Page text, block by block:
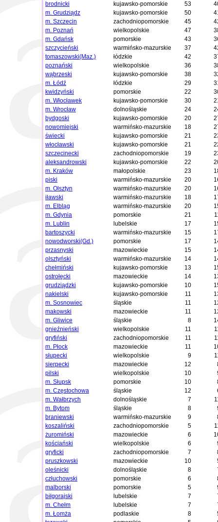
brodnicki
kujawsko-pomorskie 53
m. Grudziądz
kujawsko-pomorskie 50
m. Szczecin
zachodniopomorskie 45
m. Poznań
wielkopolskie 47
m. Gdańsk
pomorskie 43
szczycieński
warmińsko-mazurskie 37
tomaszowski(Maz.)
łódzkie 42
poznański
wielkopolskie 36
wąbrzeski
kujawsko-pomorskie 38
m. Łódź
łódzkie 29
kwidzyński
pomorskie 22
m. Włocławek
kujawsko-pomorskie 30
m. Wrocław
dolnośląskie 24
bydgoski
kujawsko-pomorskie 20
nowomiejski
warmińsko-mazurskie 18
świecki
kujawsko-pomorskie 21
włocławski
kujawsko-pomorskie 21
szczecinecki
zachodniopomorskie 19
aleksandrowski
kujawsko-pomorskie 22
m. Kraków
małopolskie 23
piski
warmińsko-mazurskie 20
m. Olsztyn
warmińsko-mazurskie 20
iławski
warmińsko-mazurskie 18
m. Elbląg
warmińsko-mazurskie 20
m. Gdynia
pomorskie 21
m. Lublin
lubelskie 17
bartoszycki
warmińsko-mazurskie 15
nowodworski(Gd.)
pomorskie 17
przasnyski
mazowieckie 15
olsztyński
warmińsko-mazurskie 14
chełmiński
kujawsko-pomorskie 13
ostrołęcki
mazowieckie 14
grudziądzki
kujawsko-pomorskie 10
nakielski
kujawsko-pomorskie 11
m. Sosnowiec
śląskie 11
makowski
mazowieckie 11
m. Gliwice
śląskie 8
gnieźnieński
wielkopolskie 11
gryfiński
zachodniopomorskie 11
m. Płock
mazowieckie 11
słupecki
wielkopolskie 9
sierpecki
mazowieckie 12
pilski
wielkopolskie 10
m. Słupsk
pomorskie 10
m. Częstochowa
śląskie 12
m. Wałbrzych
dolnośląskie 7
m. Bytom
śląskie 8
braniewski
warmińsko-mazurskie 9
koszaliński
zachodniopomorskie 5
żuromiński
mazowieckie 6
kościański
wielkopolskie 6
gryficki
zachodniopomorskie 7
pruszkowski
mazowieckie 10
oleśnicki
dolnośląskie 8
człuchowski
pomorskie 6
malborski
pomorskie 5
biłgorajski
lubelskie 7
m. Chełm
lubelskie 7
m. Łomża
podlaskie 8